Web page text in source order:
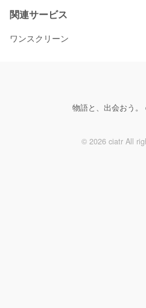
関連サービス
ワンスクリーン
物語と、出会おう。
© 2026 ciatr All